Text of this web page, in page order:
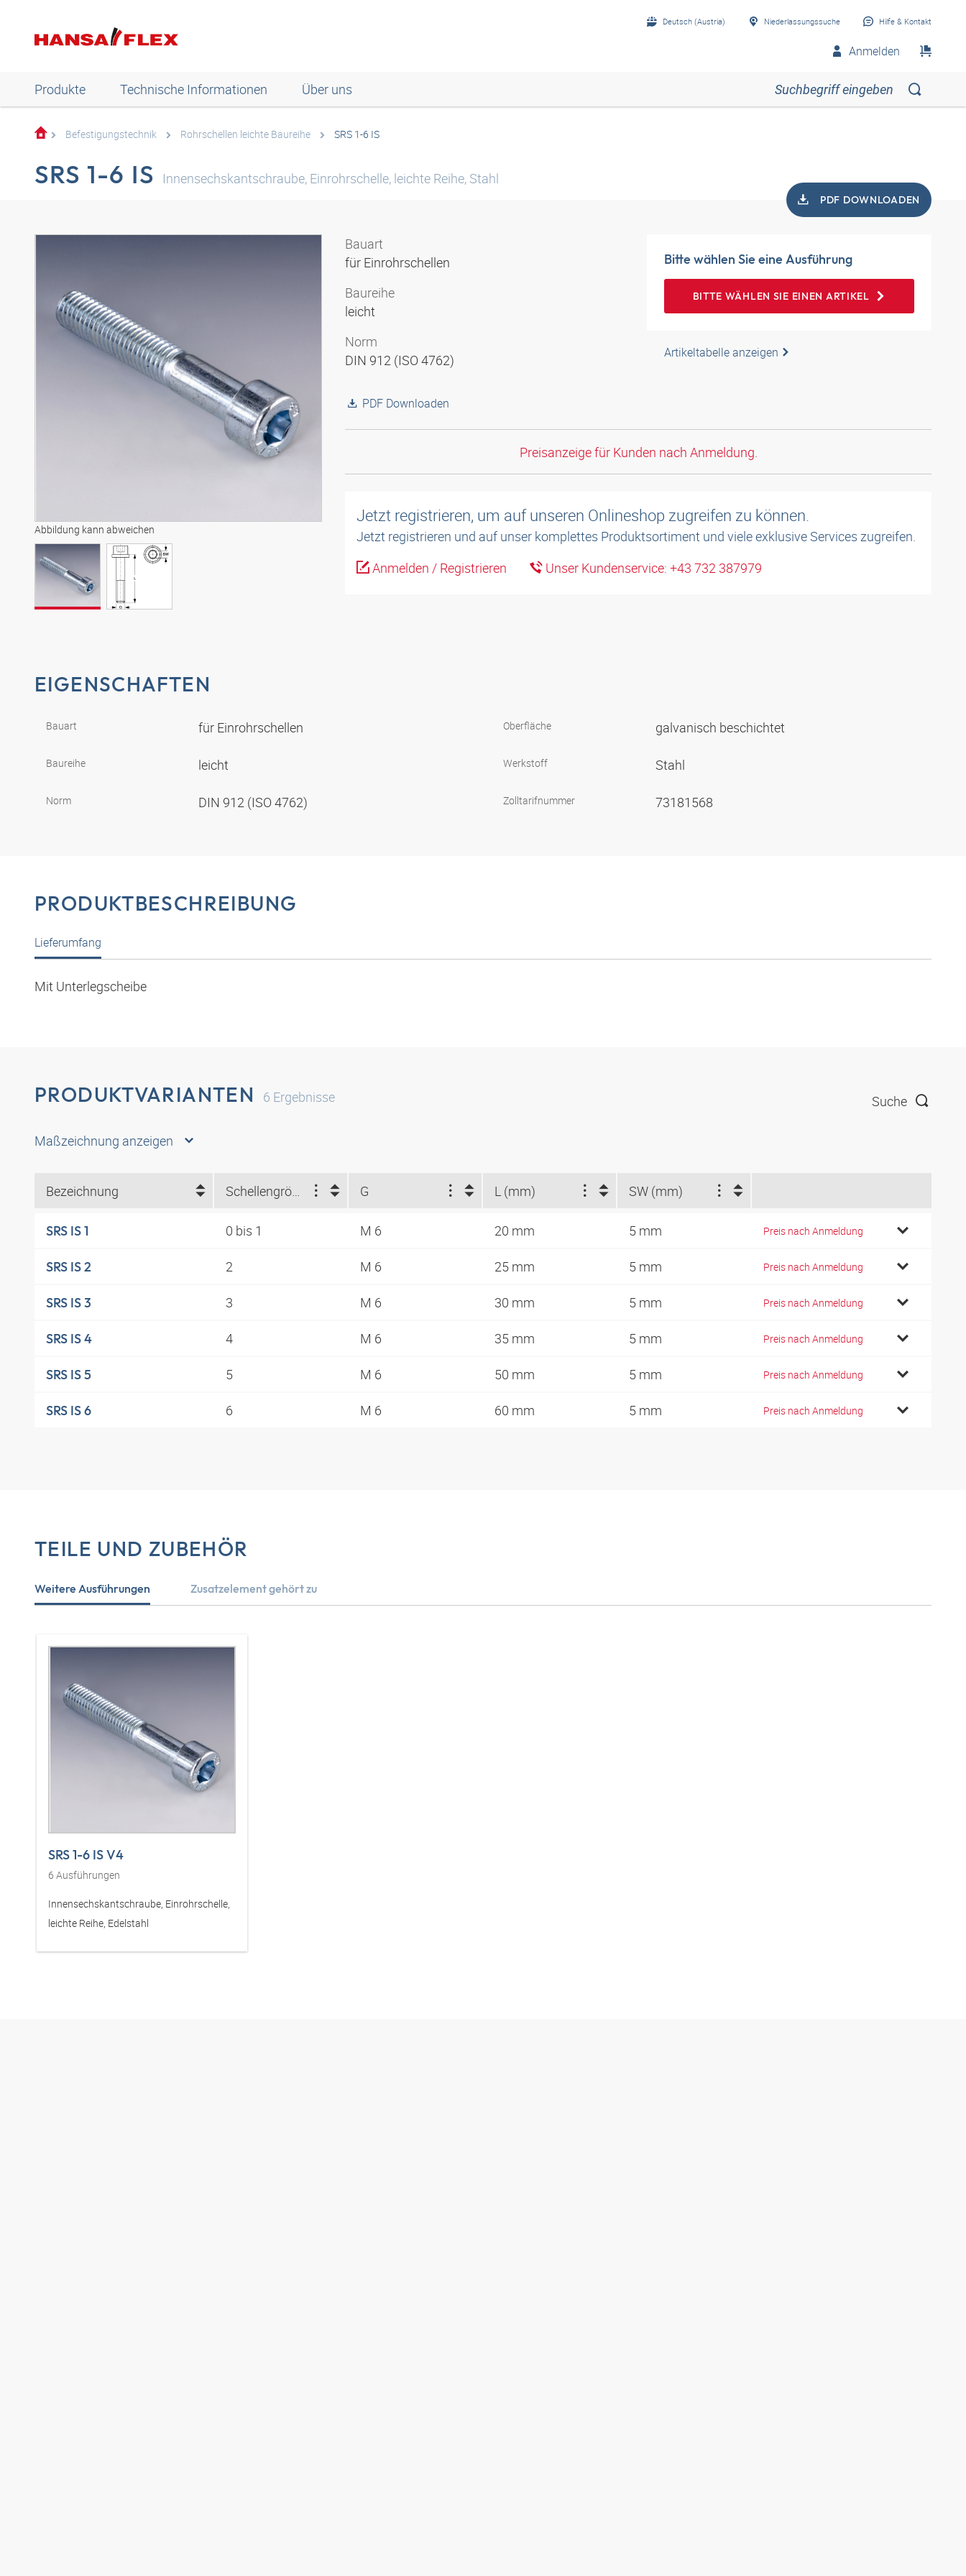
Deutsch (Austria) Niederlassungssuche Hilfe & Kontakt
Anmelden
Produkte Technische Informationen Über uns
Befestigungstechnik Rohrschellen leichte Baureihe SRS 1-6 IS
SRS 1-6 IS Innensechskantschraube, Einrohrschelle, leichte Reihe, Stahl
PDF DOWNLOADEN
Abbildung kann abweichen
Bauart
für Einrohrschellen
Baureihe
leicht
Norm
DIN 912 (ISO 4762)
PDF Downloaden
Bitte wählen Sie eine Ausführung
BITTE WÄHLEN SIE EINEN ARTIKEL
Artikeltabelle anzeigen
Preisanzeige für Kunden nach Anmeldung.
Jetzt registrieren, um auf unseren Onlineshop zugreifen zu können.
Jetzt registrieren und auf unser komplettes Produktsortiment und viele exklusive Services zugreifen.
Anmelden / Registrieren
Unser Kundenservice: +43 732 387979
EIGENSCHAFTEN
Bauart für Einrohrschellen
Baureihe leicht
Norm DIN 912 (ISO 4762)
Oberfläche galvanisch beschichtet
Werkstoff Stahl
Zolltarifnummer 73181568
PRODUKTBESCHREIBUNG
Lieferumfang
Mit Unterlegscheibe
PRODUKTVARIANTEN 6 Ergebnisse Suche
Maßzeichnung anzeigen
Bezeichnung Schellengröße G L (mm) SW (mm)
SRS IS 1 0 bis 1 M 6 20 mm 5 mm Preis nach Anmeldung
SRS IS 2 2 M 6 25 mm 5 mm Preis nach Anmeldung
SRS IS 3 3 M 6 30 mm 5 mm Preis nach Anmeldung
SRS IS 4 4 M 6 35 mm 5 mm Preis nach Anmeldung
SRS IS 5 5 M 6 50 mm 5 mm Preis nach Anmeldung
SRS IS 6 6 M 6 60 mm 5 mm Preis nach Anmeldung
TEILE UND ZUBEHÖR
Weitere Ausführungen
SRS 1-6 IS V4
6 Ausführungen
Innensechskantschraube, Einrohrschelle,
leichte Reihe, Edelstahl
Zusatzelement gehört zu